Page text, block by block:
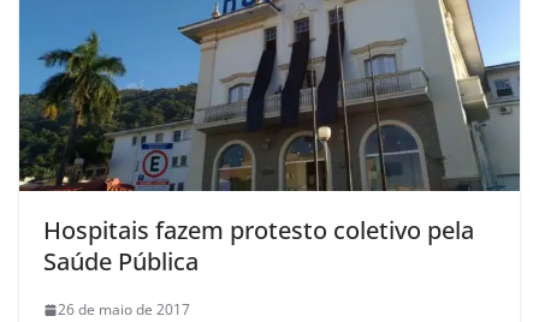
Hospitais fazem protesto coletivo pela
Saúde Pública
26 de maio de 2017